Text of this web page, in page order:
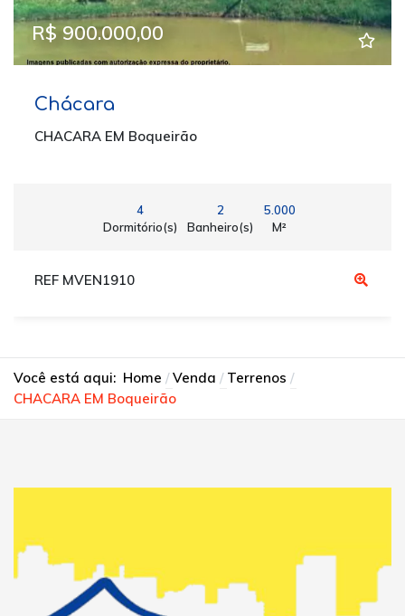
R$ 900.000,00
Chácara
CHACARA EM Boqueirão
4
Dormitório(s)
2
Banheiro(s)
5.000
M²
REF MVEN1910
Você está aqui: Home Venda
Terrenos
CHACARA EM Boqueirão